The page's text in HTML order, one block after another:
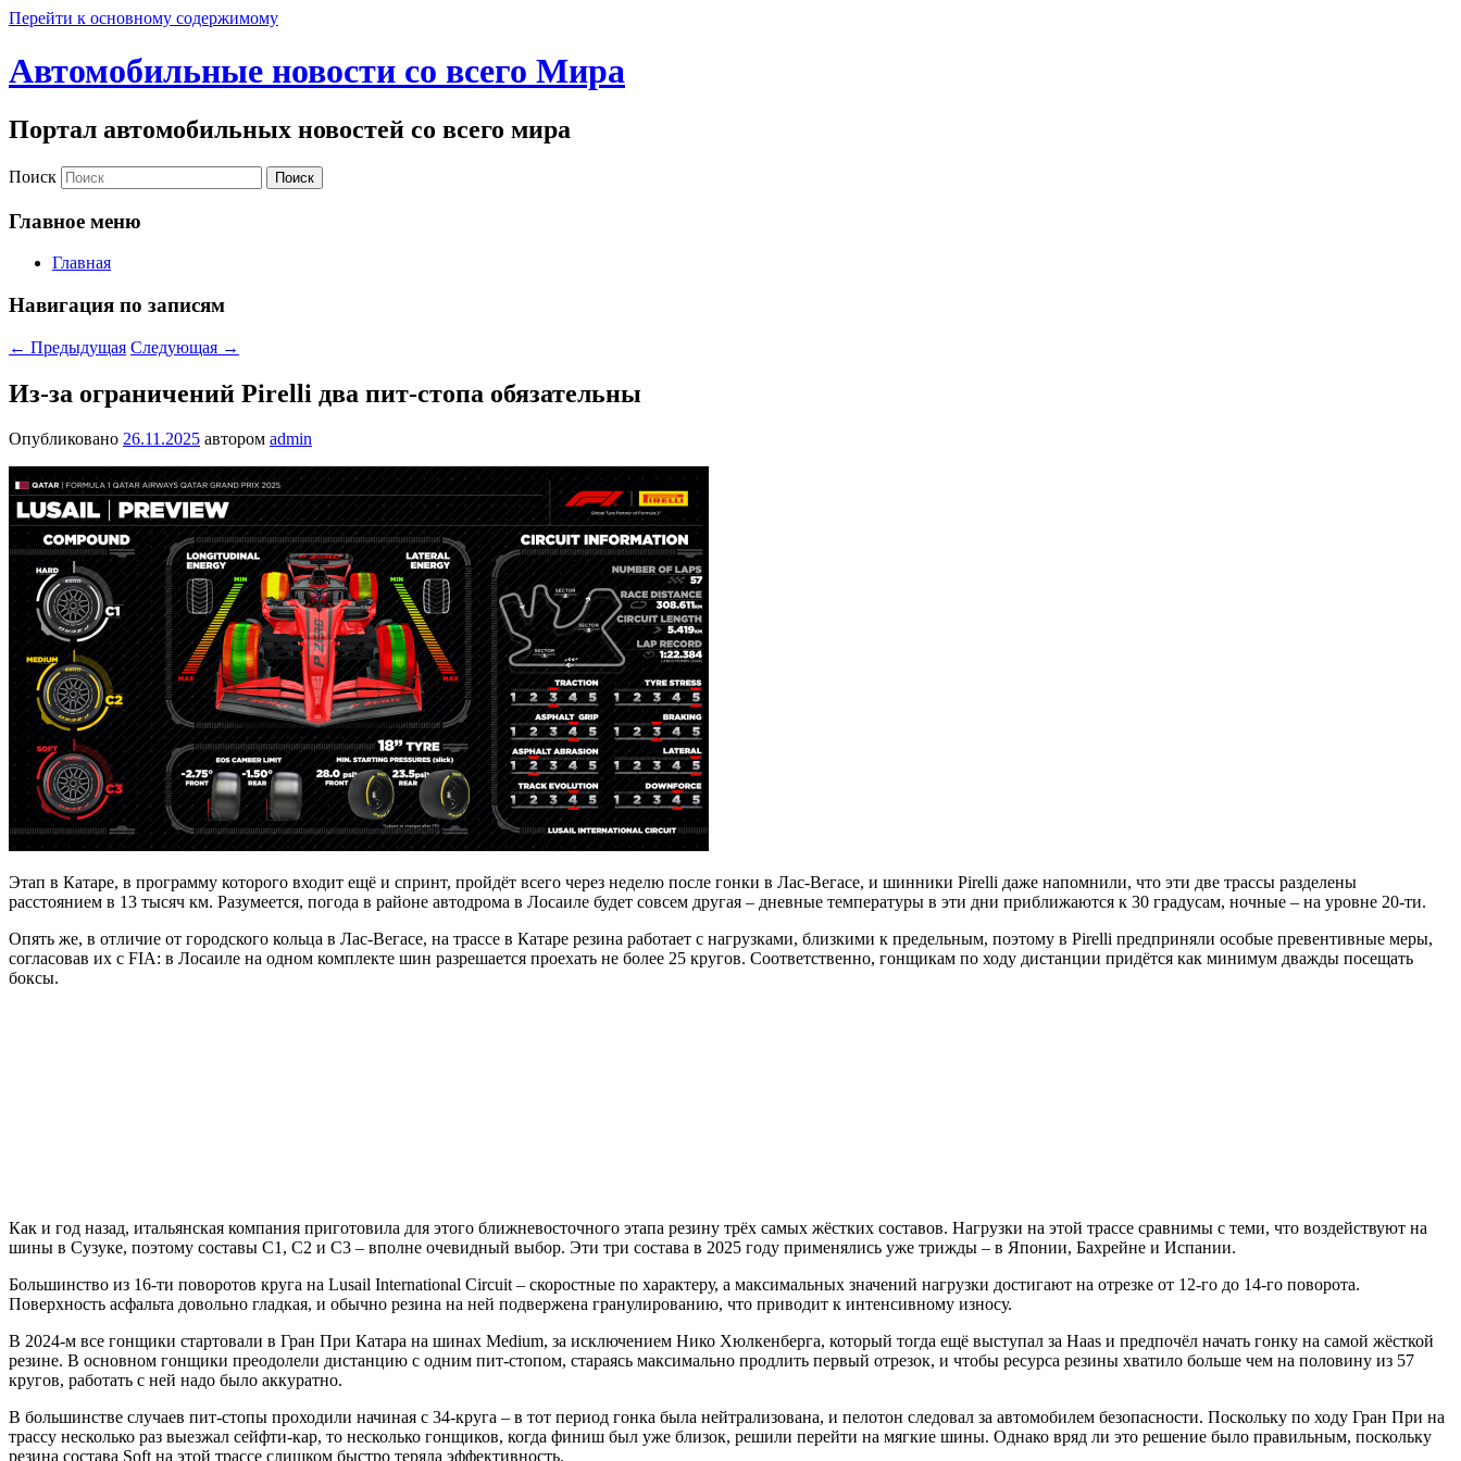
Перейти к основному содержимому
Автомобильные новости со всего Мира
Портал автомобильных новостей со всего мира
Поиск
Главное меню
Главная
Навигация по записям
← Предыдущая Следующая →
Из-за ограничений Pirelli два пит-стопа обязательны
Опубликовано 26.11.2025 автором admin
Этап в Катаре, в программу которого входит ещё и спринт, пройдёт всего через неделю после гонки в Лас-Вегасе, и шинники Pirelli даже напомнили, что эти две трассы разделены
расстоянием в 13 тысяч км. Разумеется, погода в районе автодрома в Лосаиле будет совсем другая – дневные температуры в эти дни приближаются к 30 градусам, ночные – на уровне 20-ти.
Опять же, в отличие от городского кольца в Лас-Вегасе, на трассе в Катаре резина работает с нагрузками, близкими к предельным, поэтому в Pirelli предприняли особые превентивные меры,
согласовав их с FIA: в Лосаиле на одном комплекте шин разрешается проехать не более 25 кругов. Соответственно, гонщикам по ходу дистанции придётся как минимум дважды посещать
боксы.
Как и год назад, итальянская компания приготовила для этого ближневосточного этапа резину трёх самых жёстких составов. Нагрузки на этой трассе сравнимы с теми, что воздействуют на
шины в Сузуке, поэтому составы C1, C2 и C3 – вполне очевидный выбор. Эти три состава в 2025 году применялись уже трижды – в Японии, Бахрейне и Испании.
Большинство из 16-ти поворотов круга на Lusail International Circuit – скоростные по характеру, а максимальных значений нагрузки достигают на отрезке от 12-го до 14-го поворота.
Поверхность асфальта довольно гладкая, и обычно резина на ней подвержена гранулированию, что приводит к интенсивному износу.
В 2024-м все гонщики стартовали в Гран При Катара на шинах Medium, за исключением Нико Хюлкенберга, который тогда ещё выступал за Haas и предпочёл начать гонку на самой жёсткой
резине. В основном гонщики преодолели дистанцию с одним пит-стопом, стараясь максимально продлить первый отрезок, и чтобы ресурса резины хватило больше чем на половину из 57
кругов, работать с ней надо было аккуратно.
В большинстве случаев пит-стопы проходили начиная с 34-круга – в тот период гонка была нейтрализована, и пелотон следовал за автомобилем безопасности. Поскольку по ходу Гран При на
трассу несколько раз выезжал сейфти-кар, то несколько гонщиков, когда финиш был уже близок, решили перейти на мягкие шины. Однако вряд ли это решение было правильным, поскольку
резина состава Soft на этой трассе слишком быстро теряла эффективность.